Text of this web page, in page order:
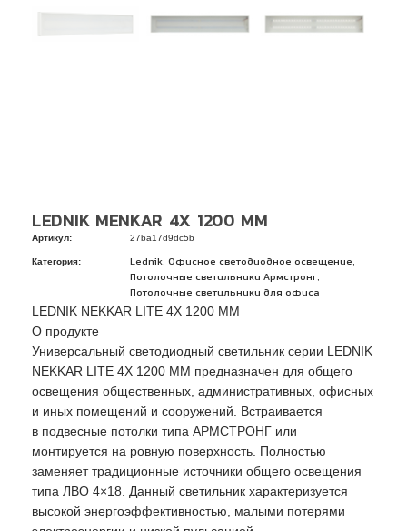
LEDNIK MENKAR 4X 1200 ММ
Артикул: 27ba17d9dc5b
Категория: Lednik Офисное светодиодное освещение
Потолочные светильники Армстронг
Потолочные светильники для офиса
LEDNIK NEKKAR LITE 4X 1200 ММ
О продукте
Универсальный светодиодный светильник серии LEDNIK
NEKKAR LITE 4X 1200 ММ предназначен для общего
освещения общественных, административных, офисных
и иных помещений и сооружений. Встраивается
в подвесные потолки типа АРМСТРОНГ или
монтируется на ровную поверхность. Полностью
заменяет традиционные источники общего освещения
типа ЛВО 4×18. Данный светильник характеризуется
высокой энергоэффективностью, малыми потерями